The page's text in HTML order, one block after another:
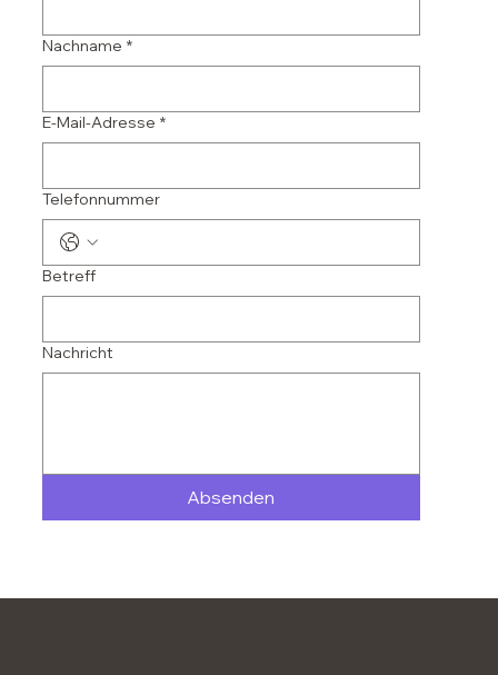
Nachname *
E-Mail-Adresse *
Telefonnummer
Betreff
Nachricht
Absenden